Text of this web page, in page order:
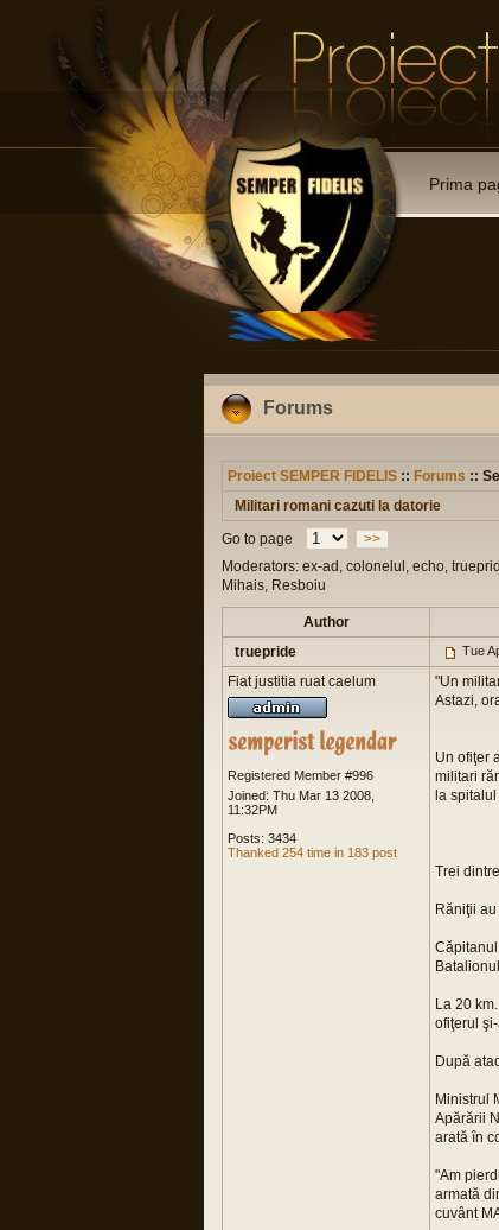
Prima
Forums
Proiect SEMPER FIDELIS :: Forums ::
Militari romani cazuti la datorie
Go to page
>>
Moderators: ex-ad, colonelul, echo,
Mihais, Resboiu
Author
truepride
Tue
Fiat justitia ruat caelum
Registered Member #996
Joined: Thu Mar 13 2008,
11:32PM
Posts: 3434
Thanked 254 time in 183 post
"Un
Astazi,
Un ofiţer
militari
la
Trei
Răniţii
La 20
ofiţerul
După
Ministrul
Apărării
arată în
"Am
armată
cuvânt